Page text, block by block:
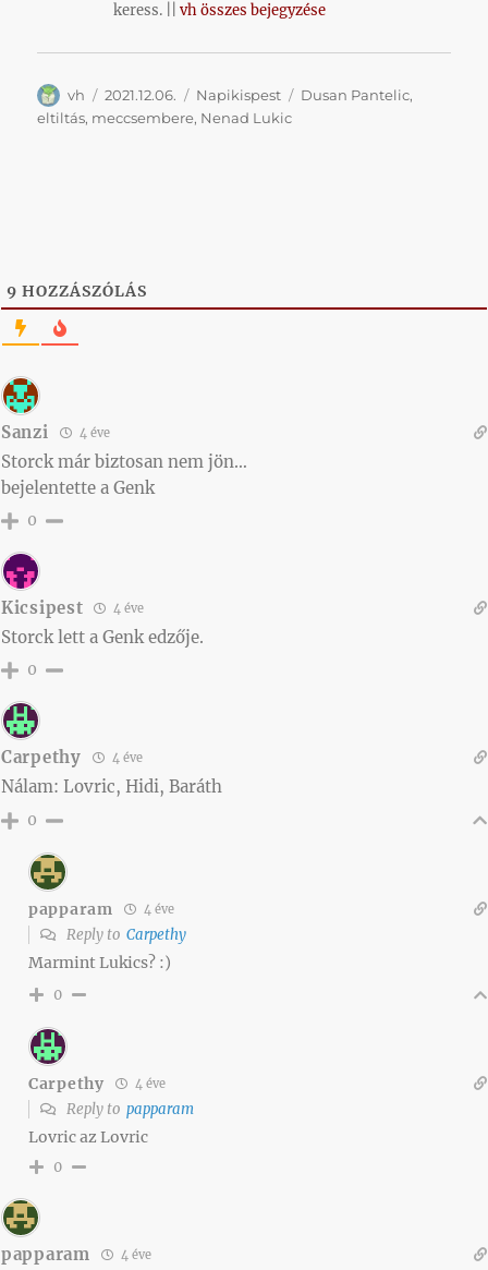
keress. ||vh összes bejegyzése
Szerző
vh Közzétéve
2021.12.06. Kategória
Napikispest Címke
Dusan Pantelic,
eltiltás, meccsembere, Nenad Lukic
9 HOZZÁSZÓLÁS
Sanzi 4 éve
Storck már biztosan nem jön…
bejelentette a Genk
0
Kicsipest 4 éve
Storck lett a Genk edzője.
0
Carpethy 4 éve
Nálam: Lovric, Hidi, Baráth
0
papparam 4 éve
Reply to Carpethy
Marmint Lukics? :)
0
Carpethy 4 éve
Reply to papparam
Lovric az Lovric
0
papparam 4 éve